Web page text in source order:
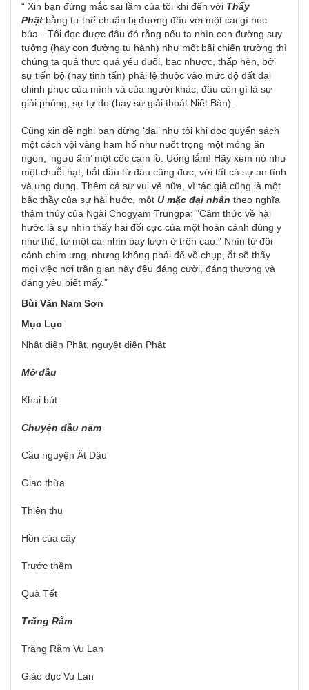
“ Xin bạn đừng mắc sai lầm của tôi khi đến với Thấy
Phật bằng tư thế chuẩn bị đương đầu với một cái gì hóc
búa…Tôi đọc được đâu đó rằng nếu ta nhìn con đường suy
tưởng (hay con đường tu hành) như một bãi chiến trường thì
chúng ta quả thực quá yếu đuối, bạc nhược, thấp hèn, bởi
sự tiến bộ (hay tinh tấn) phải lệ thuộc vào mức độ đất đai
chinh phục của mình và của người khác, đâu còn gì là sự
giải phóng, sự tự do (hay sự giải thoát Niết Bàn).
Cũng xin đề nghị bạn đừng ‘dại’ như tôi khi đọc quyển sách
một cách vội vàng ham hố như nuốt trọng một móng ăn
ngon, ‘ngưu ẩm’ một cốc cam lồ. Uổng lắm! Hãy xem nó như
một chuỗi hạt, bắt đầu từ đâu cũng đưc, với tất cả sự an tĩnh
và ung dung. Thêm cả sự vui vẻ nữa, vì tác giả cũng là một
bậc thầy của sự hài hước, một U mặc đại nhân theo nghĩa
thâm thúy của Ngài Chogyam Trungpa: "Cảm thức về hài
hước là sự nhìn thấy hai đối cực của một hoàn cảnh đúng y
như thế, từ một cái nhìn bay lượn ở trên cao." Nhìn từ đôi
cánh chim ưng, nhưng không phải để vồ chụp, ắt sẽ thấy
mọi việc nơi trần gian này đều đáng cười, đáng thương và
đáng yêu biết mấy.”
Bùi Văn Nam Sơn
Mục Lục
Nhật diện Phật, nguyệt diện Phật
Mở đầu
Khai bút
Chuyện đầu năm
Cầu nguyện Ất Dậu
Giao thừa
Thiên thu
Hồn của cây
Trước thềm
Quà Tết
Trăng Rằm
Trăng Rằm Vu Lan
Giáo dục Vu Lan